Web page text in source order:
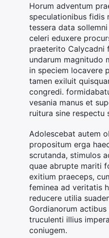
Horum adventum
speculationibus fidis
tessera data
celeri eduxere
praeterito Calycadni
undarum magnitudo
in speciem locavere
tamen exiluit
congredi.
vesania manus et
ruitura sine respectu
Adolescebat autem
propositum erga
scrutanda, stimulos
quae abrupte mariti
exitium praeceps,
feminea ad veritatis
reducere utilia
Gordianorum
truculenti illius
coniugem.